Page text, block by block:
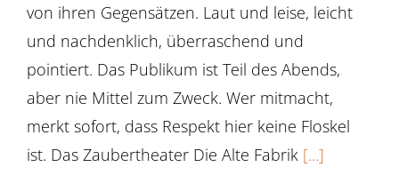
von ihren Gegensätzen. Laut und leise, leicht
und nachdenklich, überraschend und
pointiert. Das Publikum ist Teil des Abends,
aber nie Mittel zum Zweck. Wer mitmacht,
merkt sofort, dass Respekt hier keine Floskel
ist. Das Zaubertheater Die Alte Fabrik [...]